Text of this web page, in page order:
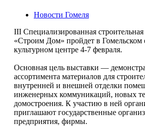
Новости Гомеля
III Специализированная строительная
«Строим Дом» пройдет в Гомельском
культурном центре 4-7 февраля.
Основная цель выставки —
ассортимента материалов для
внутренней и внешней отделки
инженерных коммуникаций, новых
домостроения. К участию в ней
приглашают государственные
предприятия, фирмы.